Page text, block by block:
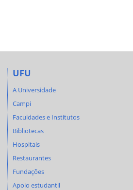
UFU
A Universidade
Campi
Faculdades e Institutos
Bibliotecas
Hospitais
Restaurantes
Fundações
Apoio estudantil